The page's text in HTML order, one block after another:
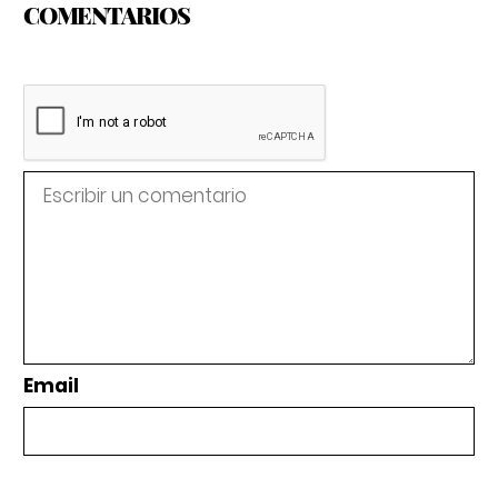
COMENTARIOS
Email